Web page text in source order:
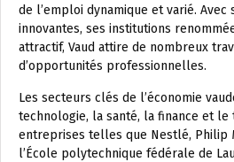
de l’emploi dynamique et varié. Avec
innovantes, ses institutions
attractif, Vaud attire de nombreux
d’opportunités professionnelles.
Les secteurs clés de l’économie
technologie, la santé, la finance et le
entreprises telles que Nestlé, Philip
l’École polytechnique fédérale de